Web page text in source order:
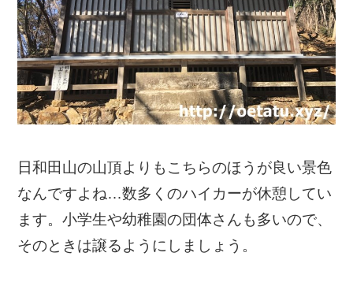
日和田山の山頂よりもこちらのほうが良い景色
なんですよね…数多くのハイカーが休憩してい
ます。小学生や幼稚園の団体さんも多いので、
そのときは譲るようにしましょう。